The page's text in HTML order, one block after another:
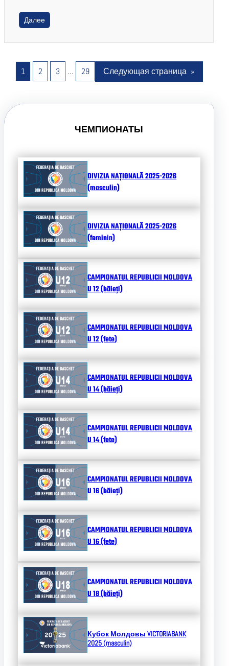
Далее
1 2 3 … 29 Следующая страница »
ЧЕМПИОНАТЫ
DIVIZIA NAȚIONALĂ 2025-2026
(masculin)
DIVIZIA NAȚIONALĂ 2025-2026
(feminin)
CAMPIONATUL REPUBLICII MOLDOVA
U 12 (băieți)
CAMPIONATUL REPUBLICII MOLDOVA
U 12 (fete)
CAMPIONATUL REPUBLICII MOLDOVA
U 14 (băieți)
CAMPIONATUL REPUBLICII MOLDOVA
U 14 (fete)
CAMPIONATUL REPUBLICII MOLDOVA
U 16 (băieți)
CAMPIONATUL REPUBLICII MOLDOVA
U 16 (fete)
CAMPIONATUL REPUBLICII MOLDOVA
U 18 (băieți)
Кубок МолдовыVICTORIABANK
2025 (masculin)